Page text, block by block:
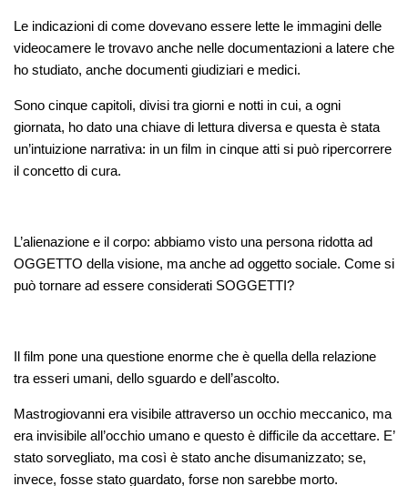
Le indicazioni di come dovevano essere lette le immagini delle
videocamere le trovavo anche nelle documentazioni a latere che
ho studiato, anche documenti giudiziari e medici.
Sono cinque capitoli, divisi tra giorni e notti in cui, a ogni
giornata, ho dato una chiave di lettura diversa e questa è stata
un’intuizione narrativa: in un film in cinque atti si può ripercorrere
il concetto di cura.
L’alienazione e il corpo: abbiamo visto una persona ridotta ad
OGGETTO della visione, ma anche ad oggetto sociale. Come si
può tornare ad essere considerati SOGGETTI?
Il film pone una questione enorme che è quella della relazione
tra esseri umani, dello sguardo e dell’ascolto.
Mastrogiovanni era visibile attraverso un occhio meccanico, ma
era invisibile all’occhio umano e questo è difficile da accettare. E’
stato sorvegliato, ma così è stato anche disumanizzato; se,
invece, fosse stato guardato, forse non sarebbe morto.